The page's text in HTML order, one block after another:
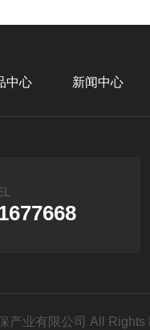
中心 新闻中心
产业有限公司 All